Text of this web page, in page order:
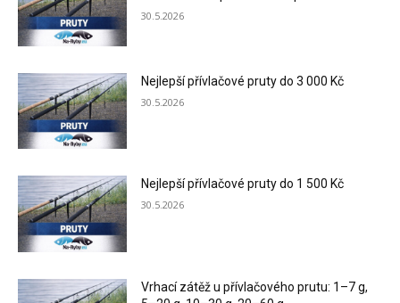
30.5.2026
Nejlepší přívlačové pruty do 3 000 Kč
30.5.2026
Nejlepší přívlačové pruty do 1 500 Kč
30.5.2026
Vrhací zátěž u přívlačového prutu: 1–7 g,